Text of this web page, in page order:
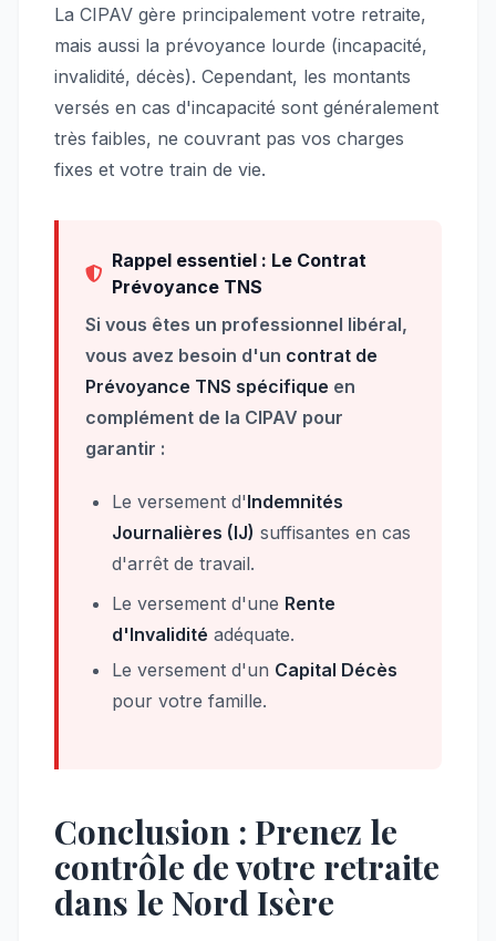
La CIPAV gère principalement votre retraite,
mais aussi la prévoyance lourde (incapacité,
invalidité, décès). Cependant, les montants
versés en cas d'incapacité sont généralement
très faibles, ne couvrant pas vos charges
fixes et votre train de vie.
Rappel essentiel : Le Contrat
Prévoyance TNS
Si vous êtes un professionnel libéral,
vous avez besoin d'un contrat de
Prévoyance TNS spécifique en
complément de la CIPAV pour
garantir :
Le versement d'Indemnités
Journalières (IJ) suffisantes en cas
d'arrêt de travail.
Le versement d'une Rente
d'Invalidité adéquate.
Le versement d'un Capital Décès
pour votre famille.
Conclusion : Prenez le
contrôle de votre retraite
dans le Nord Isère